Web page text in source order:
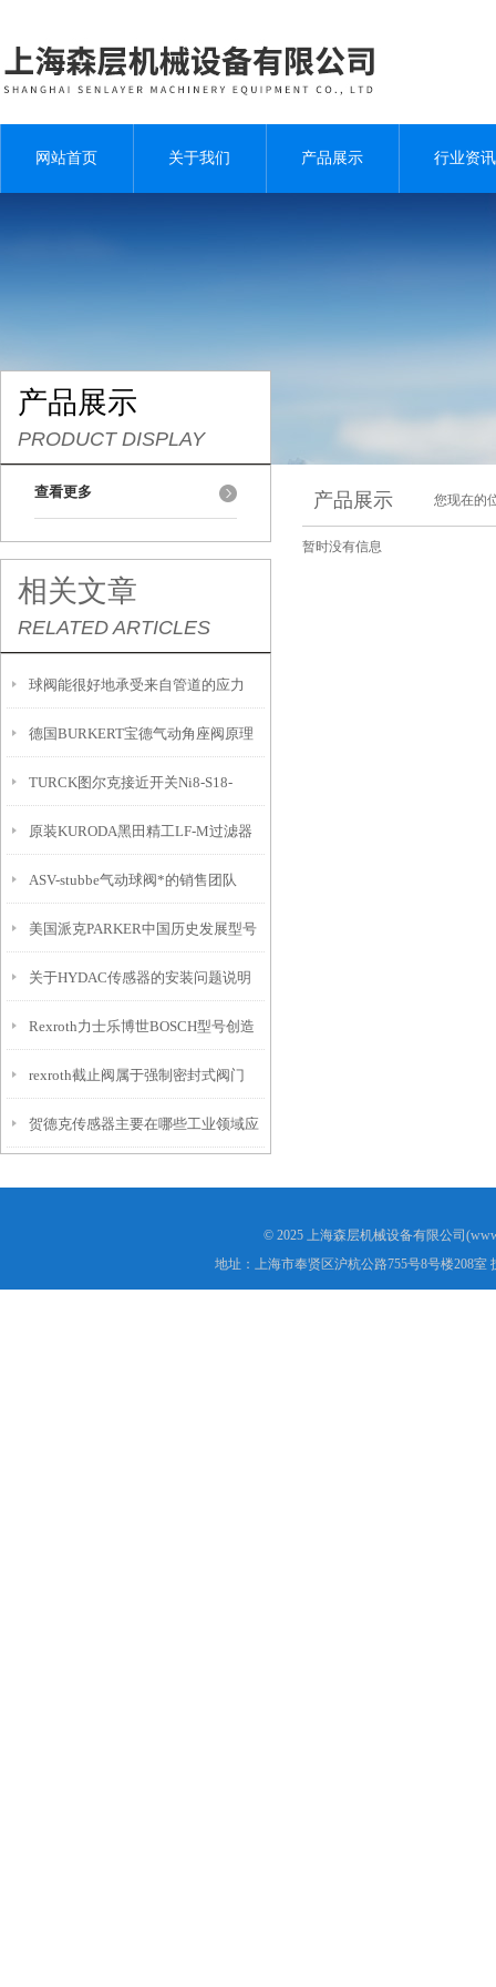
网站首页 关于我们 产品展示 行业资讯
产品展示
PRODUCT DISPLAY
查看更多
相关文章
RELATED ARTICLES
球阀能很好地承受来自管道的应力
德国BURKERT宝德气动角座阀原理
TURCK图尔克接近开关Ni8-S18-
AN6X强势推广
原装KURODA黑田精工LF-M过滤器
解析
ASV-stubbe气动球阀*的销售团队
美国派克PARKER中国历史发展型号
关于HYDAC传感器的安装问题说明
Rexroth力士乐博世BOSCH型号创造
未来上海森层
rexroth截止阀属于强制密封式阀门
贺德克传感器主要在哪些工业领域应
产品展示 您现在的
暂时没有信息
© 2025 上海森层机械设备有限公司
地址：上海市奉贤区沪杭公路755号8号楼208室